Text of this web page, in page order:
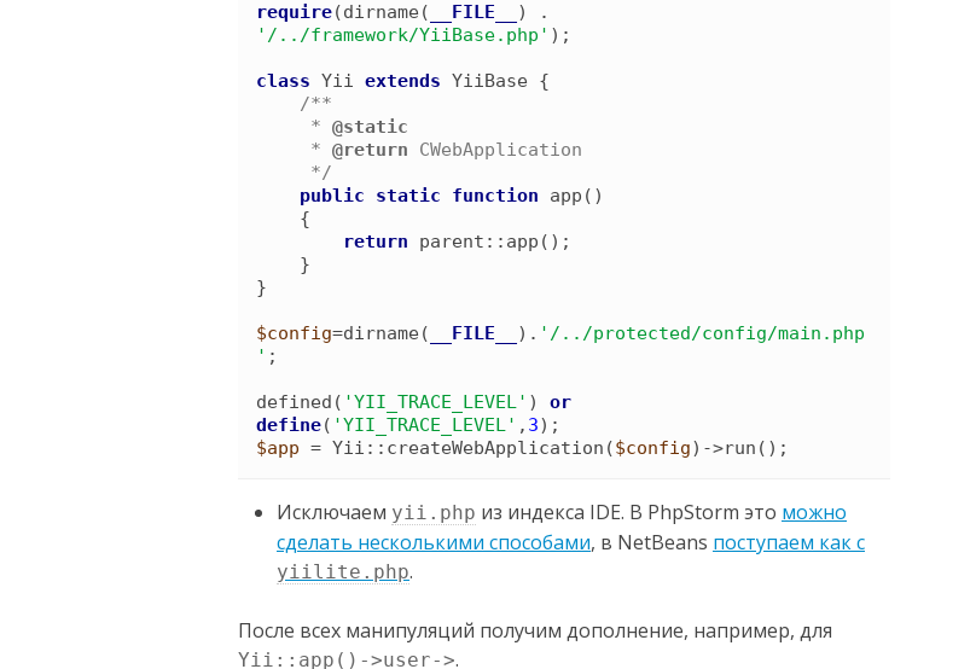
require(dirname( __FILE__ )
' /../framework/YiiBase.php ' ) ;
class Yii extends YiiBase {
/**
     *
     *
@return CWebApplication
*/
public
static function app ( )
{
return
parent :: app ( ) ;
}
}
$config=dirname( __FILE__ ) . ' /../protected/config/main.php
' ;
defined ( 'YII_TRACE_LEVEL' )
or
define( 'YII_TRACE_LEVEL' , 3)
$app = Yii :: createWebApplication ($config) ->run ( ) ;
Исключаем yii.php из индекса IDE. В PhpStorm это можно
сделать несколькими способами, в NetBeans поступаем как с
yiilite.php.
После всех манипуляций получим дополнение, например, для
Yii::app()->user->.